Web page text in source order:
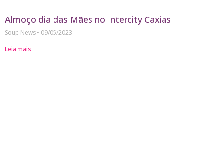
Almoço dia das Mães no Intercity Caxias
Soup News
09/05/2023
Leia mais